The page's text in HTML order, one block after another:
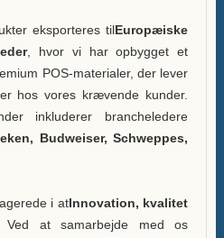
eksporteres tilEuropæiske
, hvor vi har opbygget et
POS-materialer, der lever
hos vores krævende kunder.
inkluderer brancheledere
Budweiser, Schweppes,
i atInnovation, kvalitet
. Ved at samarbejde med os